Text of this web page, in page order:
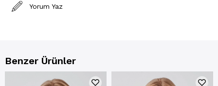
Yorum Yaz
Benzer Ürünler